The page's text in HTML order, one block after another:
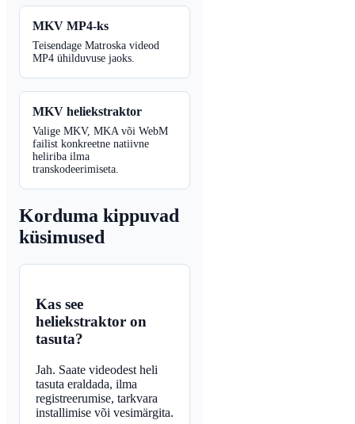
MKV MP4-ks
Teisendage Matroska videod
MP4 ühilduvuse jaoks.
MKV heliekstraktor
Valige MKV, MKA või WebM
failist konkreetne natiivne
heliriba ilma
transkodeerimiseta.
Korduma kippuvad
küsimused
Kas see
heliekstraktor on
tasuta?
Jah. Saate videodest heli
tasuta eraldada, ilma
registreerumise, tarkvara
installimise või vesimärgita.